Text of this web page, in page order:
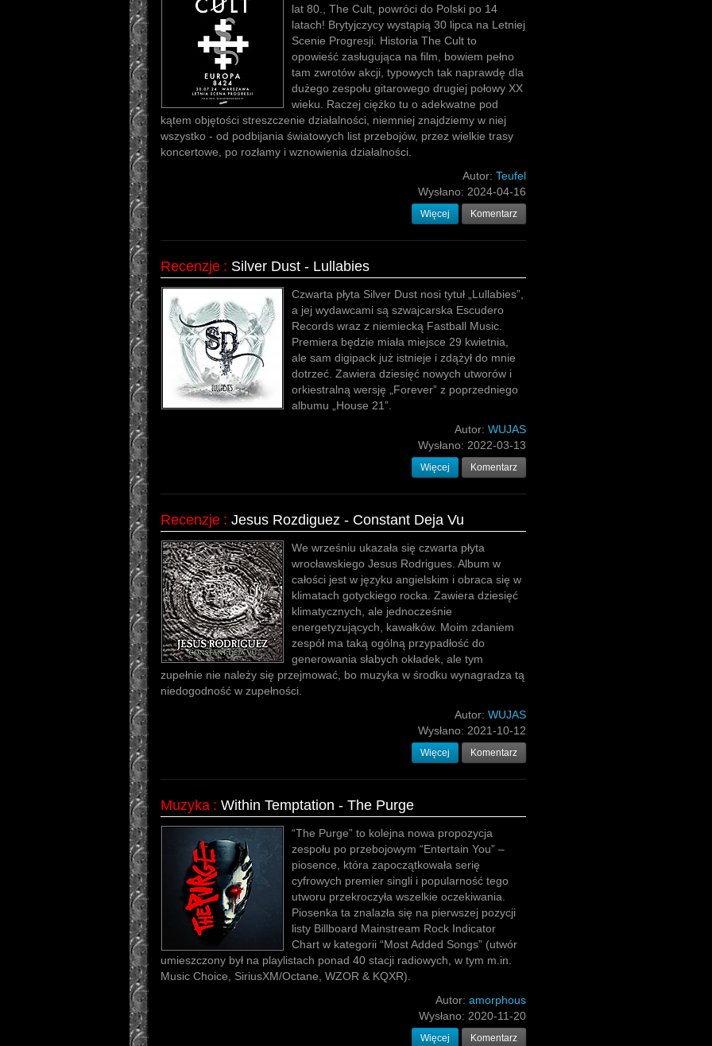
lat 80., The Cult, powróci do Polski po 14
latach! Brytyjczycy wystąpią 30 lipca na Letniej
Scenie Progresji. Historia The Cult to
opowieść zasługująca na film, bowiem pełno
tam zwrotów akcji, typowych tak naprawdę dla
dużego zespołu gitarowego drugiej połowy XX
wieku. Raczej ciężko tu o adekwatne pod
kątem objętości streszczenie działalności, niemniej znajdziemy w niej
wszystko - od podbijania światowych list przebojów, przez wielkie trasy
koncertowe, po rozłamy i wznowienia działalności.
Autor: Teufel
Wysłano: 2024-04-16
Więcej Komentarz
Recenzje : Silver Dust - Lullabies
Czwarta płyta Silver Dust nosi tytuł „Lullabies”,
a jej wydawcami są szwajcarska Escudero
Records wraz z niemiecką Fastball Music.
Premiera będzie miała miejsce 29 kwietnia,
ale sam digipack już istnieje i zdążył do mnie
dotrzeć. Zawiera dziesięć nowych utworów i
orkiestralną wersję „Forever” z poprzedniego
albumu „House 21”.
Autor: WUJAS
Wysłano: 2022-03-13
Więcej Komentarz
Recenzje : Jesus Rozdiguez - Constant Deja Vu
We wrześniu ukazała się czwarta płyta
wrocławskiego Jesus Rodrigues. Album w
całości jest w języku angielskim i obraca się w
klimatach gotyckiego rocka. Zawiera dziesięć
klimatycznych, ale jednocześnie
energetyzujących, kawałków. Moim zdaniem
zespół ma taką ogólną przypadłość do
generowania słabych okładek, ale tym
zupełnie nie należy się przejmować, bo muzyka w środku wynagradza tą
niedogodność w zupełności.
Autor: WUJAS
Wysłano: 2021-10-12
Więcej Komentarz
Muzyka : Within Temptation - The Purge
“The Purge” to kolejna nowa propozycja
zespołu po przebojowym “Entertain You” –
piosence, która zapoczątkowała serię
cyfrowych premier singli i popularność tego
utworu przekroczyła wszelkie oczekiwania.
Piosenka ta znalazła się na pierwszej pozycji
listy Billboard Mainstream Rock Indicator
Chart w kategorii “Most Added Songs” (utwór
umieszczony był na playlistach ponad 40 stacji radiowych, w tym m.in.
Music Choice, SiriusXM/Octane, WZOR & KQXR).
Autor: amorphous
Wysłano: 2020-11-20
Więcej Komentarz